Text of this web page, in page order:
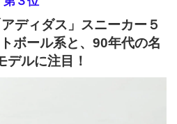
ディダス」スニーカー５
ボール系と、90年代の名
デルに注目！